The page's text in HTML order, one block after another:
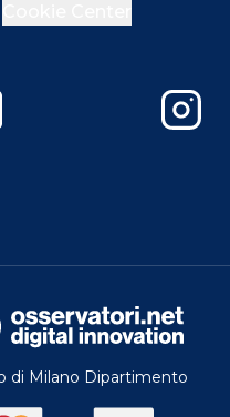
di Milano Dipartimento